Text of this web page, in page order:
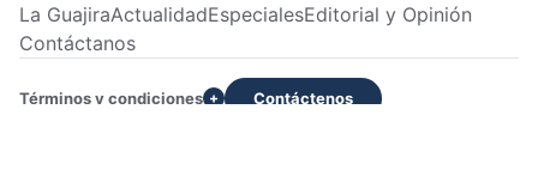
La GuajiraActualidadEspecialesEditorial y Opinión
Contáctanos
Términos y condiciones +
Contáctenos